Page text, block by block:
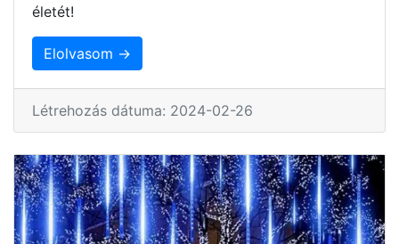
életét!
Elolvasom →
Létrehozás dátuma: 2024-02-26